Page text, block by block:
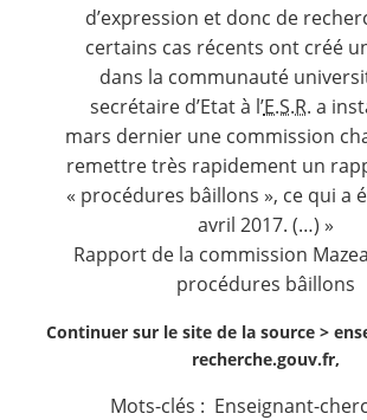
d’expression et donc de
certains cas récents ont créé
dans la communauté
secrétaire d’Etat à l’E.S.R. a
mars dernier une commission
remettre très rapidement un
« procédures bâillons », ce qui a
avril 2017. (…) »
Rapport de la commission
procédures bâillons
Continuer sur le site de la source >
recherche.gouv.fr,
Mots-clés : Enseignant-